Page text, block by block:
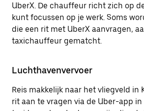
UberX. De chauffeur richt zich op
kunt focussen op je werk. Soms
die een rit met UberX aanvragen,
taxichauffeur gematcht.
Luchthavenvervoer
Reis makkelijk naar het vliegveld in
rit aan te vragen via de Uber-app